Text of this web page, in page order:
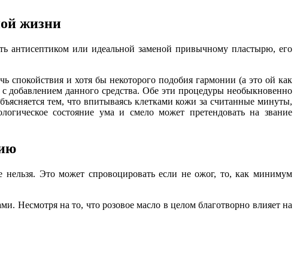
жизни
антисептиком или идеальной заменой привычному пластырю, его
спокойствия и хотя бы некоторого подобия гармонии (а это ой как
данного средства. Обе эти процедуры необыкновенно
тем, что впитываясь клетками кожи за считанные минуты,
состояние ума и смело может претендовать на звание
нельзя. Это может спровоцировать если не ожог, то, как минимум
Несмотря на то, что розовое масло в целом благотворно влияет на